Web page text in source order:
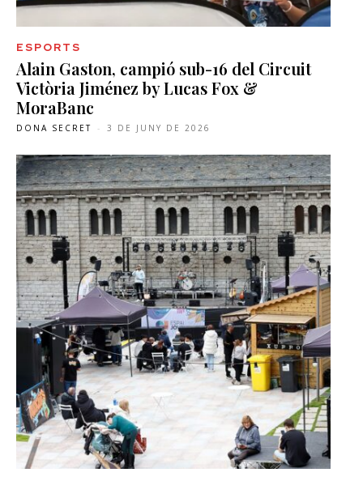
ESPORTS
Alain Gaston, campió sub-16 del Circuit
Victòria Jiménez by Lucas Fox &
MoraBanc
DONA SECRET - 3 DE JUNY DE 2026